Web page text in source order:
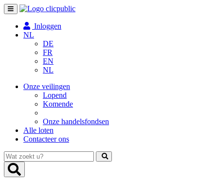
Toggle
navigation
Inloggen
NL
DE
FR
EN
NL
Onze veilingen
Lopend
Komende
Onze handelsfondsen
Alle loten
Contacteer ons
Wat
zoekt
u?